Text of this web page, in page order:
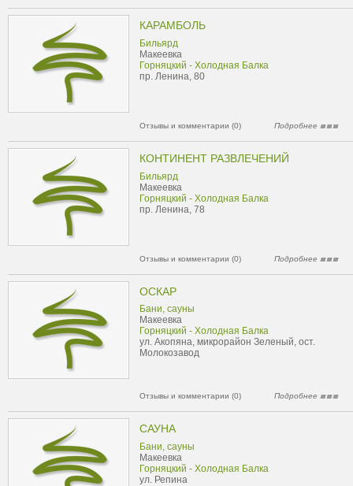
КАРАМБОЛЬ
Бильярд
Макеевка
Горняцкий - Холодная Балка
пр. Ленина, 80
Отзывы и комментарии (0) Подробнее
КОНТИНЕНТ РАЗВЛЕЧЕНИЙ
Бильярд
Макеевка
Горняцкий - Холодная Балка
пр. Ленина, 78
Отзывы и комментарии (0) Подробнее
ОСКАР
Бани, сауны
Макеевка
Горняцкий - Холодная Балка
ул. Акопяна, микрорайон Зеленый, ост.
Молокозавод
Отзывы и комментарии (0) Подробнее
САУНА
Бани, сауны
Макеевка
Горняцкий - Холодная Балка
ул. Репина